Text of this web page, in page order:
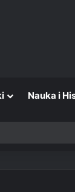
Nauka i